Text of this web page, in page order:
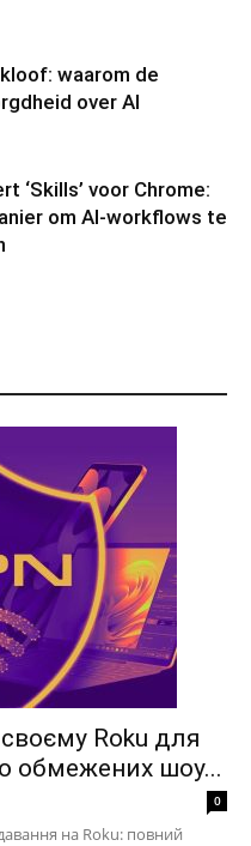
waarom de
over AI
‘Skills’ voor Chrome:
om AI-workflows te
Roku для
обмежених шоу...
0
на Roku: повний